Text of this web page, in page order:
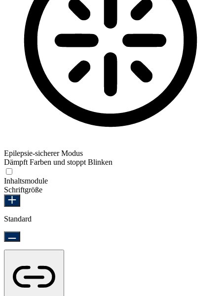
Epilepsie-sicherer Modus
Dämpft Farben und stoppt Blinken
Inhaltsmodule
Schriftgröße
Standard